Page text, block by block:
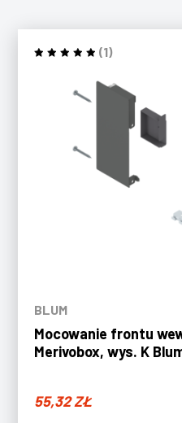
(1)
BLUM
Mocowanie frontu
Merivobox, wys. K
55,32ZŁ